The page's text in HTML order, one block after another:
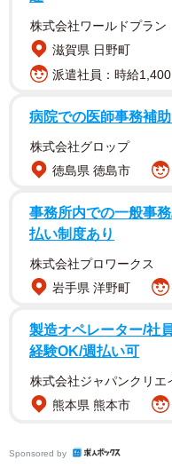
株式会社ワールドプラン
滋賀県 日野町
派遣社員：時給
病院での医師事務補
株式会社グロップ
徳島県 徳島市
事務所内での一般事
払い制度あり
株式会社プロワークス
岩手県 洋野町
製造オペレーター/社
経験OK/週払い可
株式会社ジャパンクリエ
熊本県 熊本市
Sponsored by